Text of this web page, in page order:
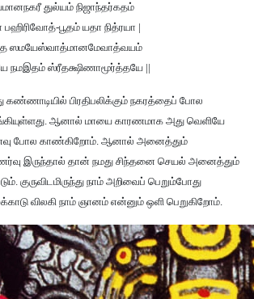
துல்யம் நிஜாந்தர்கதம்
பூதம் யதா நித்ரயா |
ஸமயேஸ்வாத்மானமேவாத்வயம்
நமஇதம் ஸ்ரீதக்ஷிணாமூர்த்தயே ||
கண்ணாடியில் பிரதிபலிக்கும் நகரத்தைப் போல
ஆனால் மாயை காரணமாக அது வெளியே
போல காண்கிறோம். ஆனால் அனைத்தும்
இருந்தால் தான் நமது சிந்தனை செயல் அனைத்தும்
குருவிடமிருந்து நாம் அறிவைப் பெறும்போது
விலகி நாம் ஞானம் என்னும் ஒளி பெறுகிறோம்.